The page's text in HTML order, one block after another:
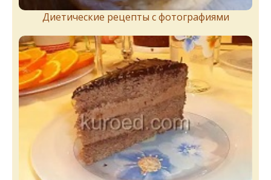
Диетические рецепты с фотографиями